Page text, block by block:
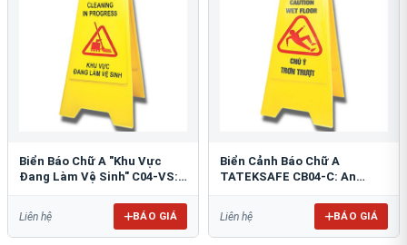
Biển Báo Chữ A "Khu Vực
Đang Làm Vệ Sinh" C04-VS:
Liên hệ BÁO GIÁ
Biển Cảnh Báo Chữ A
TATEKSAFE CB04-C: An
Liên hệ BÁO GIÁ